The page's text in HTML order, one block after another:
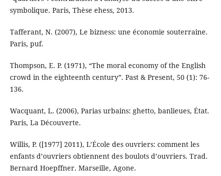
symbolique. Paris, Thèse ehess, 2013.
Tafferant, N. (2007), Le bizness: une économie souterraine.
Paris, puf.
Thompson, E. P. (1971), “The moral economy of the English
crowd in the eighteenth century”. Past & Present, 50 (1): 76-
136.
Wacquant, L. (2006), Parias urbains: ghetto, banlieues, État.
Paris, La Découverte.
Willis, P. ([1977] 2011), L’École des ouvriers: comment les
enfants d’ouvriers obtiennent des boulots d’ouvriers. Trad.
Bernard Hoepffner. Marseille, Agone.